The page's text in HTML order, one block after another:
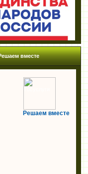
вместе
Решаем вместе